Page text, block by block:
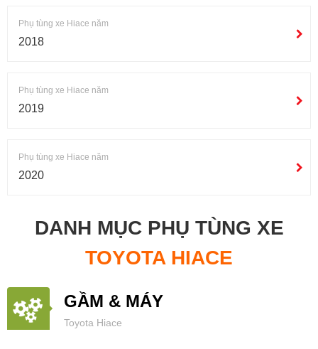
Phụ tùng xe Hiace năm
2018
Phụ tùng xe Hiace năm
2019
Phụ tùng xe Hiace năm
2020
DANH MỤC PHỤ TÙNG XE
TOYOTA HIACE
GẦM & MÁY
Toyota Hiace